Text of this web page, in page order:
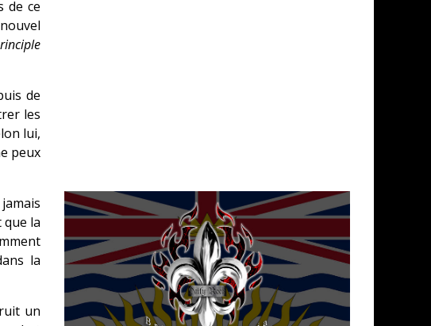
de ce
de
les
lui,
peux
la
la
un